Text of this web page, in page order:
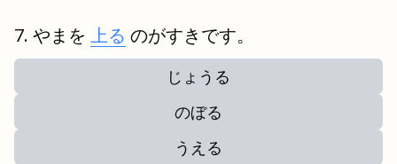
やまを 上る のがすきです。
じょうる
のぼる
うえる